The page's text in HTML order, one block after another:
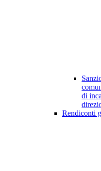
di
Rendiconti